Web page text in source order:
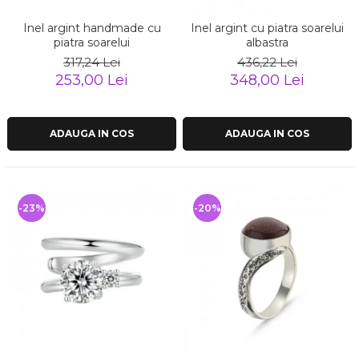
Inel argint handmade cu
piatra soarelui
317,24 Lei
253,00 Lei
ADAUGA IN COS
Inel argint cu piatra soarelui
albastra
436,22 Lei
348,00 Lei
ADAUGA IN COS
-23% -20%